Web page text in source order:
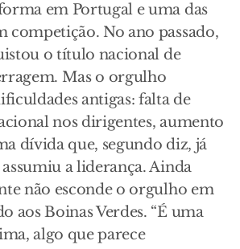
em Portugal e uma das
competição. No ano passado,
o título nacional de
Mas o orgulho
antigas: falta de
nos dirigentes, aumento
dívida que, segundo diz, já
a liderança. Ainda
não esconde o orgulho em
aos Boinas Verdes. “É uma
algo que parece